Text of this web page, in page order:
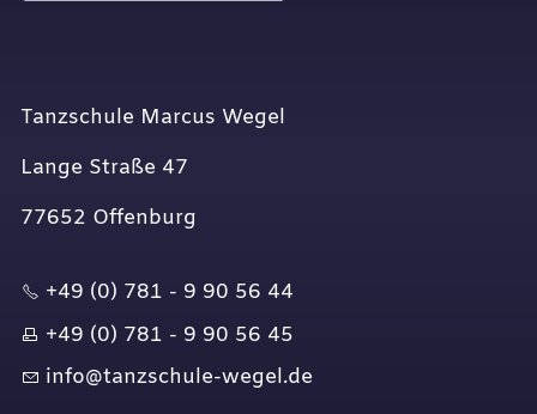
Tanzschule Marcus Wegel
Lange Straße 47
77652 Offenburg
+49 (0) 781 - 9 90 56 44
+49 (0) 781 - 9 90 56 45
nf
t nzsch l -w g l d